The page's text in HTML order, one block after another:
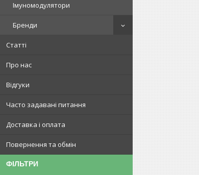
Імуномодулятори
Бренди
Статті
Про нас
Відгуки
Часто задавані питання
Доставка і оплата
Повернення та обмін
ФІЛЬТРИ